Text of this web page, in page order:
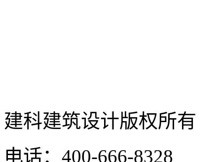
建科建筑设计版权所有
电话：400-666-8328